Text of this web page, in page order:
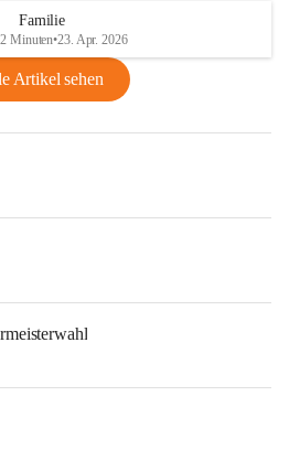
Familie
Minuten•23. Apr. 2026
Artikel sehen